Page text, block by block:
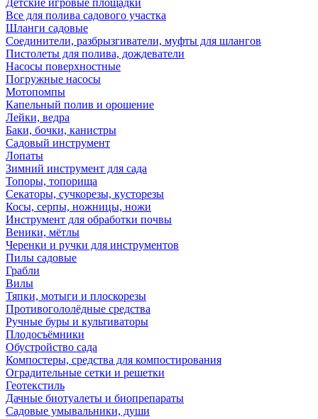
Детские игровые площадки
Все для полива садового участка
Шланги садовые
Соединители, разбрызгиватели, муфты для шлангов
Пистолеты для полива, дождеватели
Насосы поверхностные
Погружные насосы
Мотопомпы
Капельный полив и орошение
Лейки, ведра
Баки, бочки, канистры
Садовый инструмент
Лопаты
Зимний инструмент для сада
Топоры, топорища
Секаторы, сучкорезы, кусторезы
Косы, серпы, ножницы, ножи
Инструмент для обработки почвы
Веники, мётлы
Черенки и ручки для инструментов
Пилы садовые
Грабли
Вилы
Тяпки, мотыги и плоскорезы
Противогололёдные средства
Ручные буры и культиваторы
Плодосъёмники
Обустройство сада
Компостеры, средства для компостирования
Оградительные сетки и решетки
Геотекстиль
Дачные биотуалеты и биопрепараты
Садовые умывальники, души